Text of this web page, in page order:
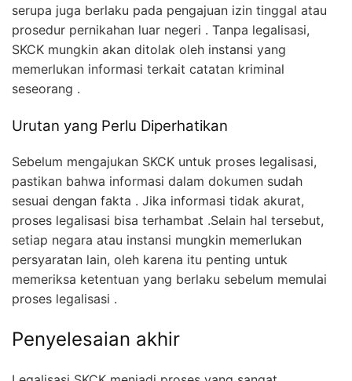
serupa juga berlaku pada pengajuan izin tinggal atau
prosedur pernikahan luar negeri . Tanpa legalisasi,
SKCK mungkin akan ditolak oleh instansi yang
memerlukan informasi terkait catatan kriminal
seseorang .
Urutan yang Perlu Diperhatikan
Sebelum mengajukan SKCK untuk proses legalisasi,
pastikan bahwa informasi dalam dokumen sudah
sesuai dengan fakta . Jika informasi tidak akurat,
proses legalisasi bisa terhambat .Selain hal tersebut,
setiap negara atau instansi mungkin memerlukan
persyaratan lain, oleh karena itu penting untuk
memeriksa ketentuan yang berlaku sebelum memulai
proses legalisasi .
Penyelesaian akhir